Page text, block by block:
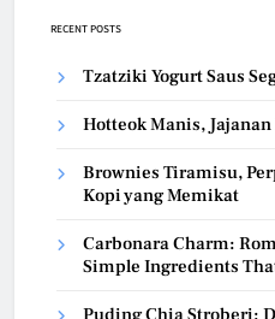
RECENT POSTS
Tzatziki Yogurt Saus
Hotteok Manis,
Brownies Tiramisu,
Kopi yang Memikat
Carbonara Charm:
Simple Ingredients